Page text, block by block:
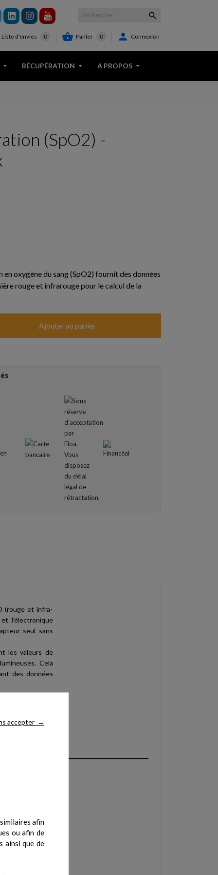
accepter →
afin
ou afin de
ainsi que de

Liste d'envies 0  Panier 0  Connexion
RÉCUPÉRATION A PROPOS
(SpO2) -
oxygène du sang (SpO2) fournit des données
rouge et infrarouge pour le calcul de la
Ajouter au panier
(rouge et infra-
l'électronique
seul sans
les valeurs de
Cela
des données
biomédical, de